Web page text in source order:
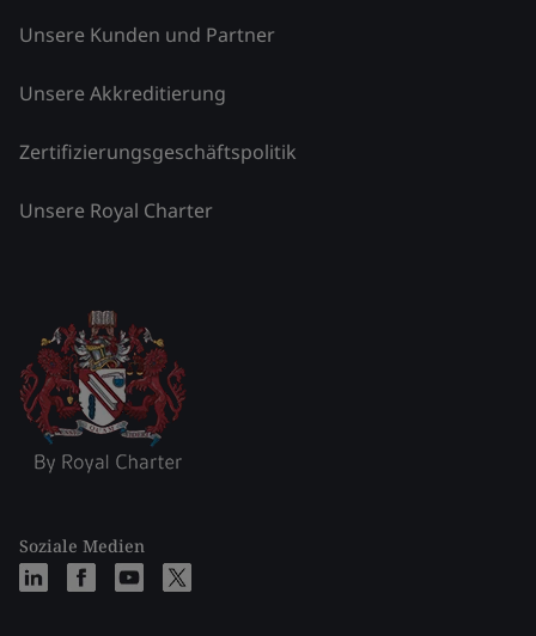
Unsere Kunden und Partner
Unsere Akkreditierung
Zertifizierungsgeschäftspolitik
Unsere Royal Charter
Soziale Medien